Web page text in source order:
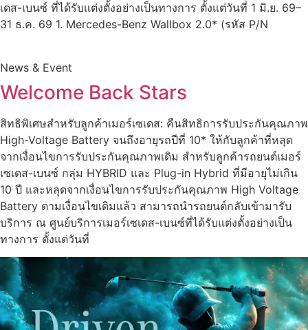
เดส-เบนซ์ ที่ได้รับแต่งตั้งอย่างเป็นทางการ ตั้งแต่วันที่ 1 มิ.ย. 69–
31 ธ.ค. 69 1. Mercedes-Benz Wallbox 2.0* (รหัส P/N
News & Event
Welcome Back Stars
สิทธิพิเศษสำหรับลูกค้าเมอร์เซเดส: คืนสิทธิการรับประกันคุณภาพ
High-Voltage Battery จนถึงอายุรถปีที่ 10* ให้กับลูกค้าที่หลุด
จากเงื่อนไขการรับประกันคุณภาพเดิม สำหรับลูกค้ารถยนต์เมอร์
เซเดส-เบนซ์ กลุ่ม HYBRID และ Plug-in Hybrid ที่มีอายุไม่เกิน
10 ปี และหลุดจากเงื่อนไขการรับประกันคุณภาพ High Voltage
Battery ตามเงื่อนไขเดิมแล้ว สามารถนำรถยนต์กลับเข้ามารับ
บริการ ณ ศูนย์บริการเมอร์เซเดส-เบนซ์ที่ได้รับแต่งตั้งอย่างเป็น
ทางการ ตั้งแต่วันที่